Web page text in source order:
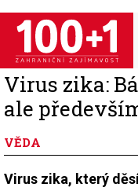
Přejít
hlavnímu
obsahu
Virus zika:
ale
VĚDA
Virus zika, který